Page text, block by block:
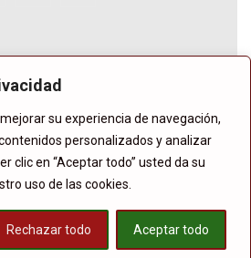
su experiencia de navegación,
personalizados y analizar
clic en “Aceptar todo” usted da su
uso de las cookies.
Rechazar todo Aceptar todo
ESPAÑA GENTE
INTERNACIONAL